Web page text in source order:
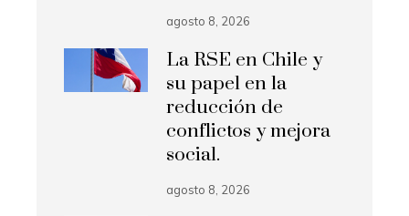
agosto 8, 2026
La RSE en Chile y
su papel en la
reducción de
conflictos y mejora
social.
agosto 8, 2026